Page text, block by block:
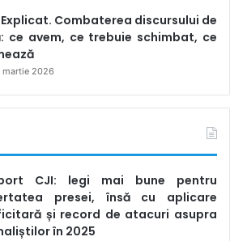
Combaterea discursului de
ce avem, ce trebuie schimbat, ce
martie 2026
CJI: legi mai bune pentru
presei, însă cu aplicare
și record de atacuri asupra
în 2025